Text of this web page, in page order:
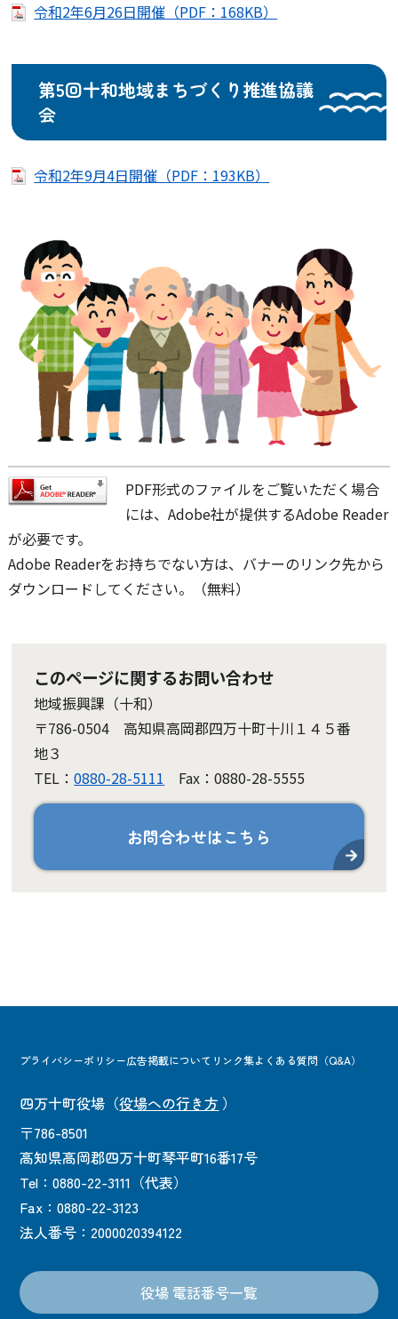
令和2年6月26日開催（PDF：168KB）
第5回十和地域まちづくり推進協議
会
令和2年9月4日開催（PDF：193KB）
PDF形式のファイルをご覧いただく場合
には、Adobe社が提供するAdobe Reader
が必要です。
Adobe Readerをお持ちでない方は、バナーのリンク先から
ダウンロードしてください。（無料）
このページに関するお問い合わせ
地域振興課（十和）
〒786-0504 高知県高岡郡四万十町十川１４５番
地３
TEL：0880-28-5111 Fax：0880-28-5555
お問合わせはこちら
プライバシーポリシー広告掲載について リンク集よくある質問（Q&A）
四万十町役場 （役場への行き方 ）
〒786-8501
高知県高岡郡四万十町琴平町16番17号
Tel：0880-22-3111（代表）
Fax：0880-22-3123
法人番号：2000020394122
役場 電話番号一覧